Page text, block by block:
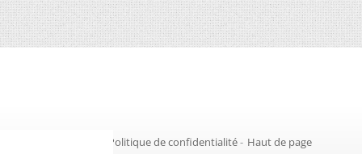
Politique de confidentialité- Haut de page